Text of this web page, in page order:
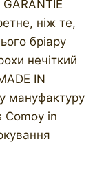
ніж те,
бріару
нечіткий
IN
мануфактуру
Comoy in